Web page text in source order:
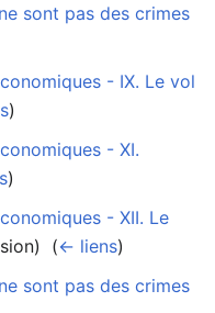
sont pas des crimes
- IX. Le vol
)
- XI.
)
- XII. Le
(← liens)
sont pas des crimes